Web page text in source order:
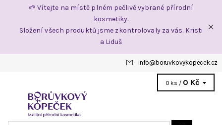
🌱 Vítejte na místě plném pečlivě vybrané přírodní
kosmetiky.
Složení všech produktů jsme zkontrolovaly za vás. Kristi
a Liduš
info@ boruvkovykopecek.cz
0 ks / 0 Kč